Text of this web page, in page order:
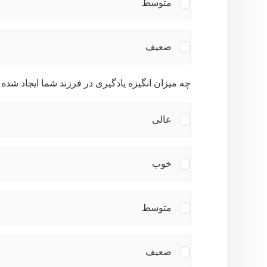
متوسط
ضعیف
چه میزان انگیزه یادگیری در فرزند شما ایجاد
عالی
خوب
متوسط
ضعیف